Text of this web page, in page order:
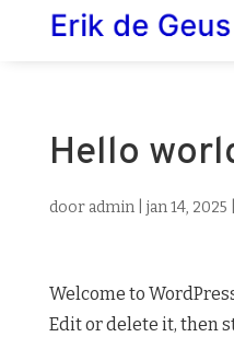
Hello
door admin| jan 14, 2025
Welcome to
Edit or delete it, then